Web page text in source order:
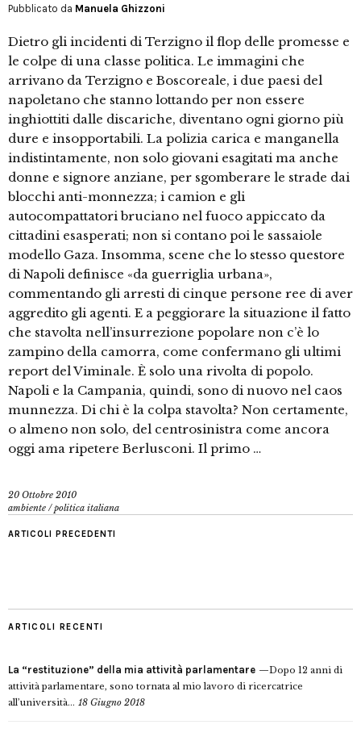
Pubblicato da Manuela Ghizzoni
Dietro gli incidenti di Terzigno il flop delle promesse e
le colpe di una classe politica. Le immagini che
arrivano da Terzigno e Boscoreale, i due paesi del
napoletano che stanno lottando per non essere
inghiottiti dalle discariche, diventano ogni giorno più
dure e insopportabili. La polizia carica e manganella
indistintamente, non solo giovani esagitati ma anche
donne e signore anziane, per sgomberare le strade dai
blocchi anti-monnezza; i camion e gli
autocompattatori bruciano nel fuoco appiccato da
cittadini esasperati; non si contano poi le sassaiole
modello Gaza. Insomma, scene che lo stesso questore
di Napoli definisce «da guerriglia urbana»,
commentando gli arresti di cinque persone ree di aver
aggredito gli agenti. E a peggiorare la situazione il fatto
che stavolta nell’insurrezione popolare non c’è lo
zampino della camorra, come confermano gli ultimi
report del Viminale. È solo una rivolta di popolo.
Napoli e la Campania, quindi, sono di nuovo nel caos
munnezza. Di chi è la colpa stavolta? Non certamente,
o almeno non solo, del centrosinistra come ancora
oggi ama ripetere Berlusconi. Il primo …
20 Ottobre 2010
ambiente /politica italiana
ARTICOLI PRECEDENTI
ARTICOLI RECENTI
La “restituzione” della mia attività parlamentare
Dopo 12 anni di
attività parlamentare, sono tornata al mio lavoro di ricercatrice
all’università... 18 Giugno 2018